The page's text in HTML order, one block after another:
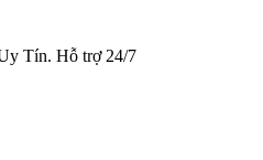
Tín. Hỗ trợ 24/7